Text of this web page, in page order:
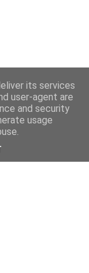
its services
user-agent are
and security
usage